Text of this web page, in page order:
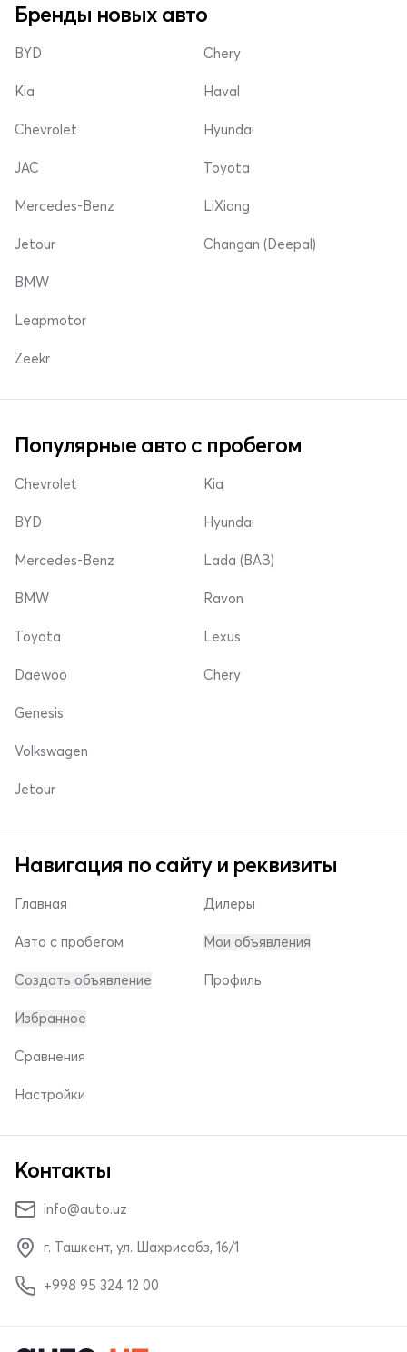
Бренды новых авто
BYD
Kia
Chevrolet
Chery
Haval
Hyundai
JAC
Mercedes-Benz
Jetour
Toyota
LiXiang
Changan (Deepal)
BMW
Leapmotor
Zeekr
Популярные авто с пробегом
Chevrolet
BYD
Mercedes-Benz
Kia
Hyundai
Lada (ВАЗ)
BMW
Toyota
Daewoo
Ravon
Lexus
Chery
Genesis
Volkswagen
Jetour
Навигация по сайту и реквизиты
Главная
Авто с пробегом
Создать объявление
Дилеры
Мои объявления
Профиль
Избранное
Сравнения
Настройки
Контакты
info@auto.uz
г. Ташкент, ул. Шахрисабз, 16/1
+998 95 324 12 00